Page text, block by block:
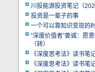
川投能源投资笔记（
投资是一辈子的事
一个可以靠知识变现的
“深度价值者”姜诚：愿
（转）
《深度思考法》读书笔
《深度思考法》读书笔